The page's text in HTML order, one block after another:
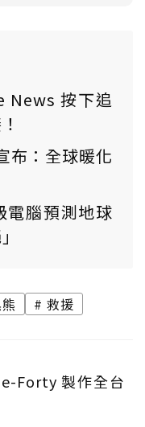
News 按下追
布：全球暖化
電腦預測地球
救援
Forty 製作全台